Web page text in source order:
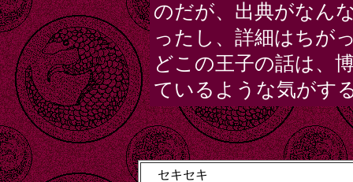
のだが、出典がなん
ったし、詳細はちが
どこの王子の話は、
ているような気がす
セキセキ